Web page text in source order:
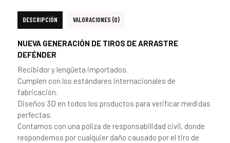
DESCRIPCIÓN VALORACIONES (0)
NUEVA GENERACIÓN DE TIROS DE ARRASTRE
DEFÉNDER
Recibidor y lengüeta importados.
Cumplen con los estándares internacionales de
fabricación.
Diseños 3D en todos los productos para verificar medidas
perfectas.
Contamos con una póliza de responsabilidad civil, donde
respondemos por cualquier daño causado por el tiro de